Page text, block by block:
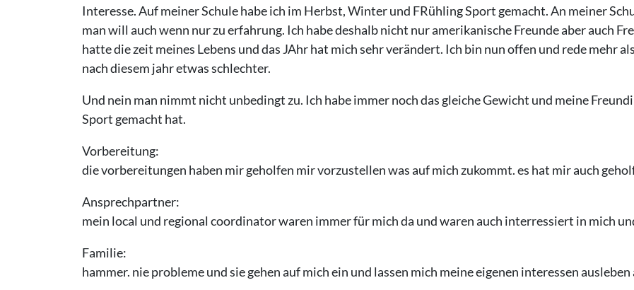
Interesse. Auf meiner Schule habe ich im Herbst, Winter und FRühling Sport gemacht. An meiner
man will auch wenn nur zu erfahrung. Ich habe deshalb nicht nur amerikanische Freunde aber auch
hatte die zeit meines Lebens und das JAhr hat mich sehr verändert. Ich bin nun offen und rede mehr
nach diesem jahr etwas schlechter.
Und nein man nimmt nicht unbedingt zu. Ich habe immer noch das gleiche Gewicht und meine
Sport gemacht hat.
Vorbereitung:
die vorbereitungen haben mir geholfen mir vorzustellen was auf mich zukommt. es hat mir auch
Ansprechpartner:
mein local und regional coordinator waren immer für mich da und waren auch interressiert in mich
Familie:
hammer. nie probleme und sie gehen auf mich ein und lassen mich meine eigenen interessen